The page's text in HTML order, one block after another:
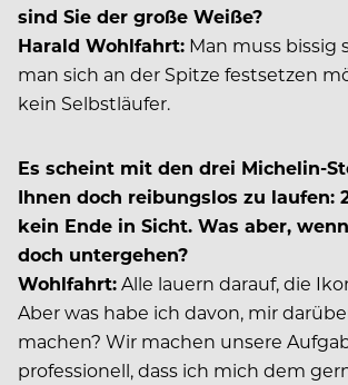
sind Sie der große Weiße?
Harald Wohlfahrt: Man muss bissig
man sich an der Spitze festsetzen
kein Selbstläufer.
Es scheint mit den drei Michelin-
Ihnen doch reibungslos zu laufen:
kein Ende in Sicht. Was aber,
doch untergehen?
Wohlfahrt:Alle lauern darauf, die
Aber was habe ich davon, mir
machen? Wir machen unsere
professionell, dass ich mich dem